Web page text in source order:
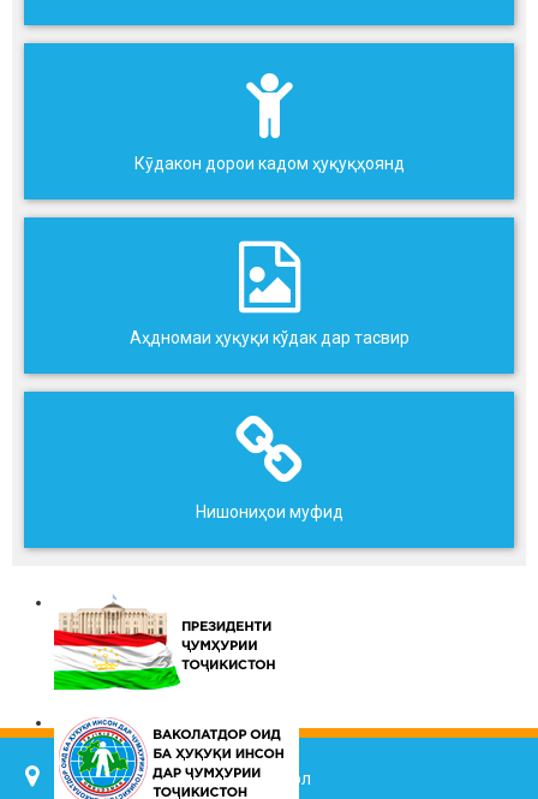
Кӯдакон дорои кадом ҳуқуқҳоянд
Аҳдномаи ҳуқуқи кўдак дар тасвир
Нишониҳои муфид
734025, ш. Душанбе, кӯч. Ҷалол